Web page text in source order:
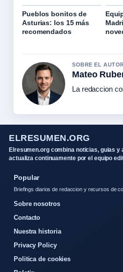
Pueblos bonitos de
Asturias: los 15 más
recomendados
SOBRE EL
Mateo
La redaccion
ELRESUMEN.ORG
Elresumen.org combina noticias, guias y
actualiza continuamente por el equipo
Popular
Briefings diarios de redaccion y recursos de
Sobre nosotros
Contacto
Nuestra historia
Privacy Policy
Politica de cookies